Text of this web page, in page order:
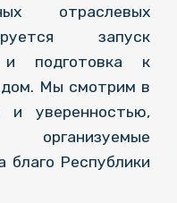
отраслевых
запуск
и подготовка к
дом. Мы смотрим в
уверенностью,
благо Республики